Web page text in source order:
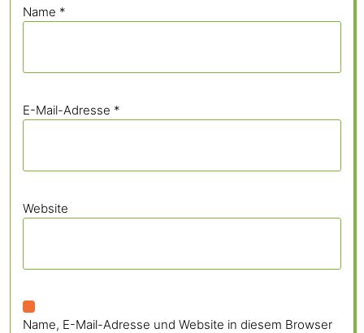
Name *
E-Mail-Adresse *
Website
Name, E-Mail-Adresse und Website in diesem Browser